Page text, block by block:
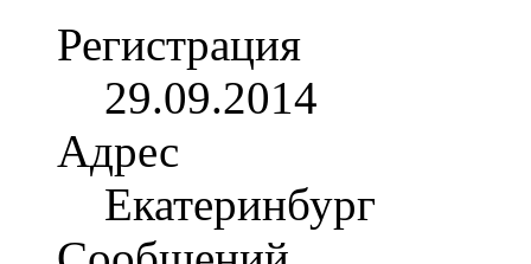
Регистрация
29.09.2014
Адрес
Екатеринбург